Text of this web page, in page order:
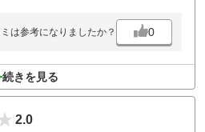
は参考になりましたか？ 0
続きを見る
2.0